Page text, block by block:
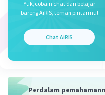
Beri Rating (0
Yuk, cobain chat dan belajar
bareng AiRIS, teman pintarmu!
Chat AiRIS
Perdalam